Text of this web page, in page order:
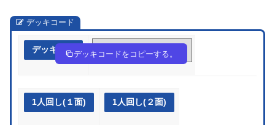
デッキコード
デッキ作成 DcccYc-u22XZc-cG4x8G
デッキコードをコピーする。
1人回し(１面) 1人回し(２面)